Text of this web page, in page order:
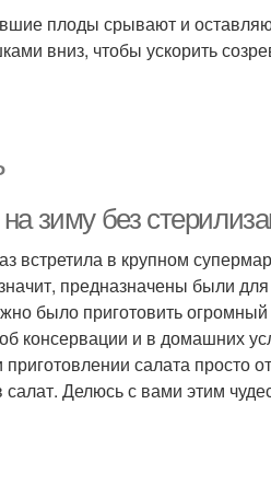
плоды срывают и
вниз, чтобы ускорить
зиму без
встретила в крупном
предназначены были
было приготовить
консервации и в домашних
салата просто
Делюсь с вами этим